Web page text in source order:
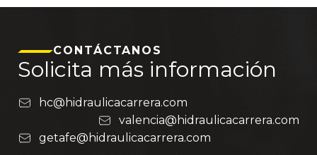
CONTÁCTANOS
Solicita más información
hc@hidraulicacarrera.com
valencia@hidraulicacarrera.com
getafe@hidraulicacarrera.com